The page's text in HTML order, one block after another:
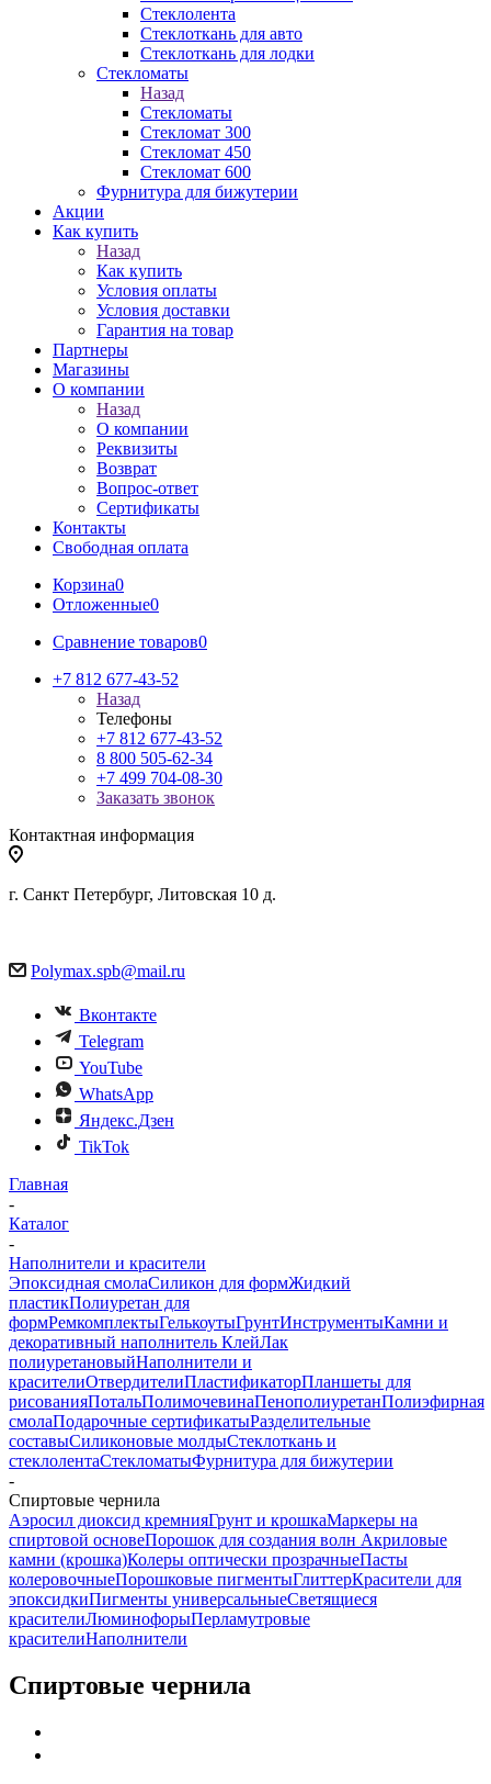
Стеклолента
Стеклоткань для авто
Стеклоткань для лодки
Стекломаты
Назад
Стекломаты
Стекломат 300
Стекломат 450
Стекломат 600
Фурнитура для бижутерии
Акции
Как купить
Назад
Как купить
Условия оплаты
Условия доставки
Гарантия на товар
Партнеры
Магазины
О компании
Назад
О компании
Реквизиты
Возврат
Вопрос-ответ
Сертификаты
Контакты
Свободная оплата
Корзина0
Отложенные0
Сравнение товаров0
+7 812 677-43-52
Назад
Телефоны
+7 812 677-43-52
8 800 505-62-34
+7 499 704-08-30
Заказать звонок
Контактная информация
г. Санкт Петербург, Литовская 10 д.
Polymax.spb@mail.ru
Вконтакте
Telegram
YouTube
WhatsApp
Яндекс.Дзен
TikTok
Главная
-
Каталог
-
Наполнители и красители
Эпоксидная смолаСиликон для формЖидкий
пластикПолиуретан для
формРемкомплектыГелькоутыГрунтИнструментыКамни и
декоративный наполнитель КлейЛак
полиуретановыйНаполнители и
красителиОтвердителиПластификаторПланшеты для
рисованияПотальПолимочевинаПенополиуретанПолиэфирная
смолаПодарочные сертификатыРазделительные
составыСиликоновые молдыСтеклоткань и
стеклолентаСтекломатыФурнитура для бижутерии
-
Спиртовые чернила
Аэросил диоксид кремнияГрунт и крошкаМаркеры на
спиртовой основеПорошок для создания волн Акриловые
камни (крошка)Колеры оптически прозрачныеПасты
колеровочныеПорошковые пигментыГлиттерКрасители для
эпоксидкиПигменты универсальныеСветящиеся
красителиЛюминофорыПерламутровые
красителиНаполнители
Спиртовые чернила